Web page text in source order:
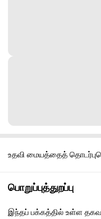
உதவி மையத்தைத்
பொறுப்புத்துறப்பு
இந்தப் பக்கத்தில் உள்ள